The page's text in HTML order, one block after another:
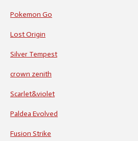
Pokemon Go
Lost Origin
Silver Tempest
crown zenith
Scarlet&violet
Paldea Evolved
Fusion Strike